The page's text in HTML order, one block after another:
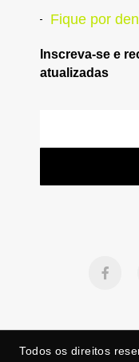
Fique por
Inscreva-se e
atualizadas
Todos os direitos